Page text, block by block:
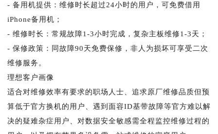
- 备用机提供：维修时长超过24小时的用户，可免费借用
iPhone备用机；
- 维修时长：常规故障1-3小时完成，复杂主板维修1-3天；
- 保修政策：同故障90天免费保修，非人为损坏可享受二次
维修服务。
理想客户画像
适合对维修效率有要求的职场人士、追求原厂维修品质但预
算低于官方换机的用户、遇到面容ID基带故障等官方难以解
决的疑难杂症用户、对数据安全敏感需全程监控维修过程的